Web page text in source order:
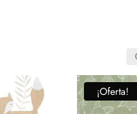
¡Oferta!